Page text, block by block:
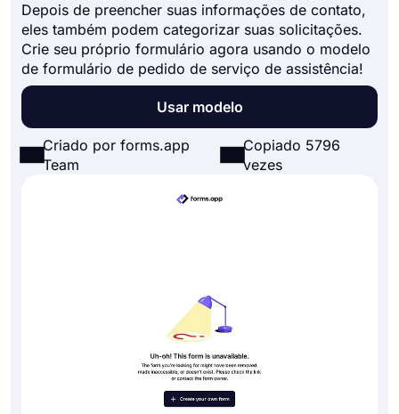
Depois de preencher suas informações de contato,
eles também podem categorizar suas solicitações.
Crie seu próprio formulário agora usando o modelo
de formulário de pedido de serviço de assistência!
Usar modelo
Criado por forms.app
Team
Copiado 5796
vezes